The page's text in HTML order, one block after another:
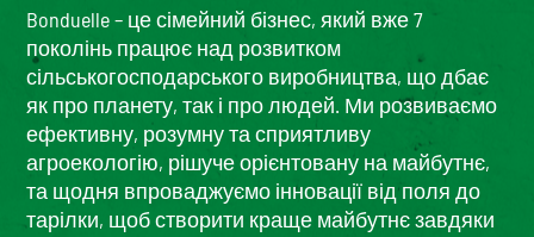
Bonduelle – це сімейний бізнес, який вже 7
поколінь працює над розвитком
сільськогосподарського виробництва, що дбає
як про планету, так і про людей. Ми розвиваємо
ефективну, розумну та сприятливу
агроекологію, рішуче орієнтовану на майбутнє,
та щодня впроваджуємо інновації від поля до
тарілки, щоб створити краще майбутнє завдяки